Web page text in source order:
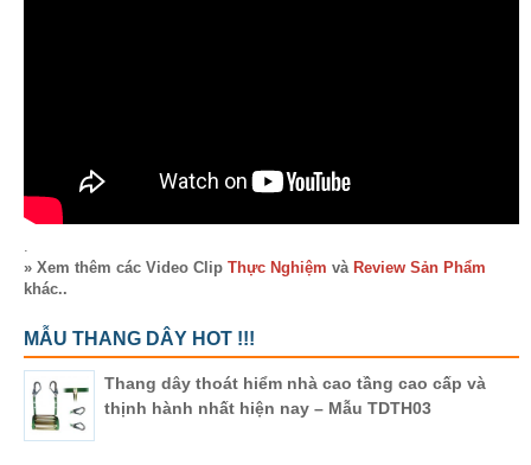
» Xem thêm các Video Clip Thực Nghiệm và Review Sản Phẩm
khác..
MẪU THANG DÂY HOT !!!
Thang dây thoát hiểm nhà cao tầng cao cấp và
thịnh hành nhất hiện nay – Mẫu TDTH03